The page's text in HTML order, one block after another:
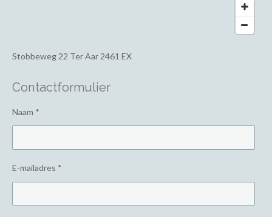
Stobbeweg 22 Ter Aar 2461 EX
Contactformulier
Naam *
E-mailadres *